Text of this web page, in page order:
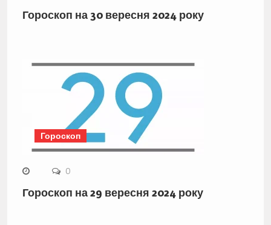
Гороскоп на 30 вересня 2024 року
Гороскоп
0
Гороскоп на 29 вересня 2024 року